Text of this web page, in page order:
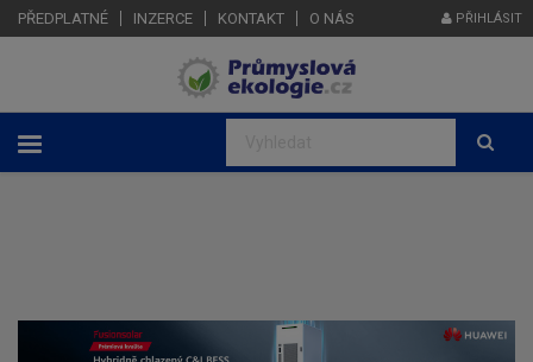
PŘEDPLATNÉ INZERCE KONTAKT O NÁS PŘIHLÁSIT